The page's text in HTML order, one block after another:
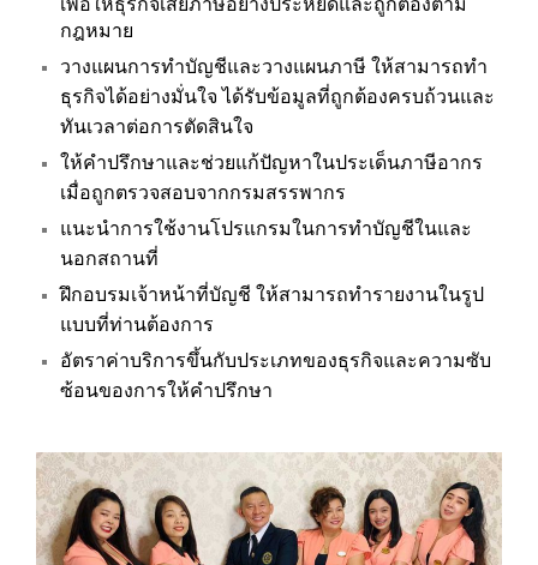
กฎหมาย
วางแผนการทำบัญชีและวางแผนภาษี ให้สามารถทำ
ธุรกิจได้อย่างมั่นใจ ได้รับข้อมูลที่ถูกต้องครบถ้วนและ
ทันเวลาต่อการตัดสินใจ
ให้คำปรึกษาและช่วยแก้ปัญหาในประเด็นภาษีอากร
เมื่อถูกตรวจสอบจากกรมสรรพากร
แนะนำการใช้งานโปรแกรมในการทำบัญชีในและ
นอกสถานที่
ฝึกอบรมเจ้าหน้าที่บัญชี ให้สามารถทำรายงานในรูป
แบบที่ท่านต้องการ
อัตราค่าบริการขึ้นกับประเภทของธุรกิจและความซับ
ซ้อนของการให้คำปรึกษา